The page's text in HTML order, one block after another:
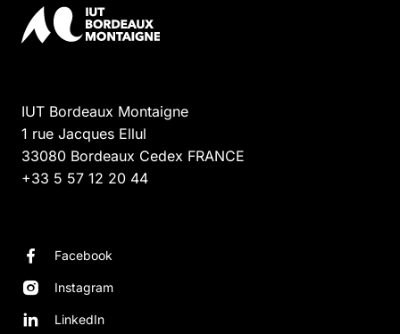
IUT Bordeaux Montaigne
1 rue Jacques Ellul
33080 Bordeaux Cedex FRANCE
+33 5 57 12 20 44
Facebook
Instagram
LinkedIn